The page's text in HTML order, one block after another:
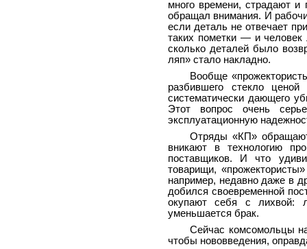
много времени, страдают и
обращал внимания. И
если деталь не отвечает
таких пометки — и человек
сколько деталей было
ляп» стало накладно.
Вообще
разбившего стекло
систематически дающего
Этот вопрос очень
эксплуатационную
Отряды «КП»
вникают в технологию
поставщиков. И что
товарищи,
например, недавно даже в
добился своевременной
окупают себя с лихвой:
уменьшается брак.
Сейчас комсомольцы
чтобы нововведения,